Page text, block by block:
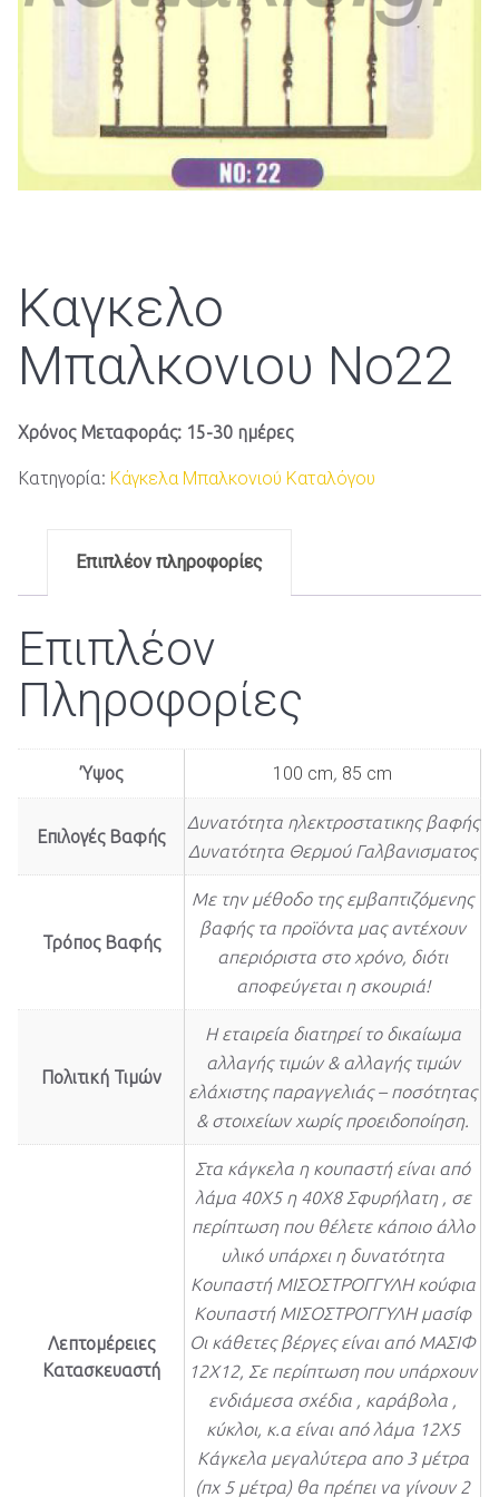
Καγκελο
Μπαλκονιου Νο22
Χρόνος Μεταφοράς: 15-30 ημέρες
Κατηγορία: Κάγκελα Μπαλκονιού Καταλόγου
Επιπλέον πληροφορίες
Επιπλέον
Πληροφορίες
Ύψος 100 cm, 85 cm
Επιλογές Βαφής
Δυνατότητα ηλεκτροστατικης βαφής
Δυνατότητα Θερμού Γαλβανισματος
Τρόπος Βαφής
Με την μέθοδο της εμβαπτιζόμενης
βαφής τα προϊόντα μας αντέχουν
απεριόριστα στο χρόνο, διότι
αποφεύγεται η σκουριά!
Πολιτική Τιμών
Η εταιρεία διατηρεί το δικαίωμα
αλλαγής τιμών & αλλαγής τιμών
ελάχιστης παραγγελιάς – ποσότητας
& στοιχείων χωρίς προειδοποίηση.
Λεπτομέρειες
Κατασκευαστή
Στα κάγκελα η κουπαστή είναι από
λάμα 40Χ5 η 40Χ8 Σφυρήλατη , σε
περίπτωση που θέλετε κάποιο άλλο
υλικό υπάρχει η δυνατότητα
Κουπαστή ΜΙΣΟΣΤΡΟΓΓΥΛΗ κούφια
Κουπαστή ΜΙΣΟΣΤΡΟΓΓΥΛΗ μασίφ
Οι κάθετες βέργες είναι από ΜΑΣΙΦ
12Χ12, Σε περίπτωση που υπάρχουν
ενδιάμεσα σχέδια , καράβολα ,
κύκλοι, κ.α είναι από λάμα 12Χ5
Κάγκελα μεγαλύτερα απο 3 μέτρα
(πχ 5 μέτρα) θα πρέπει να γίνουν 2